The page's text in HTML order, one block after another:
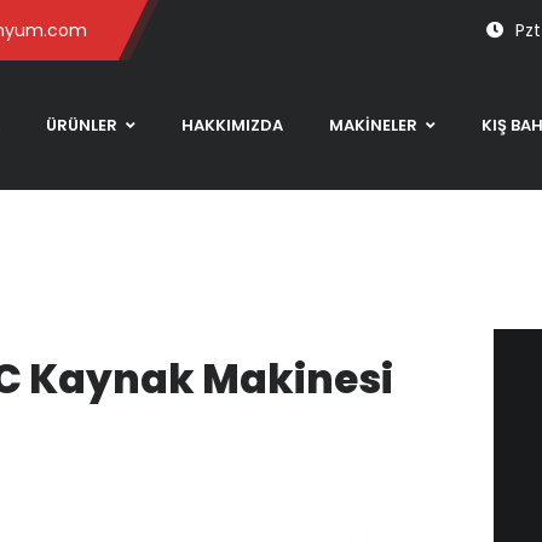
ÜRÜNLER HAKKIMIZDA MAKİNELER KIŞ
Kaynak Makinesi